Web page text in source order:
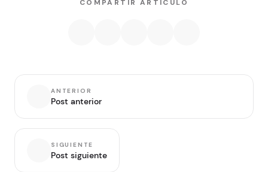
COMPARTIR ARTÍCULO
ANTERIOR
Post anterior
SIGUIENTE
Post siguiente